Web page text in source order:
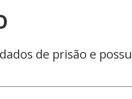
de prisão e